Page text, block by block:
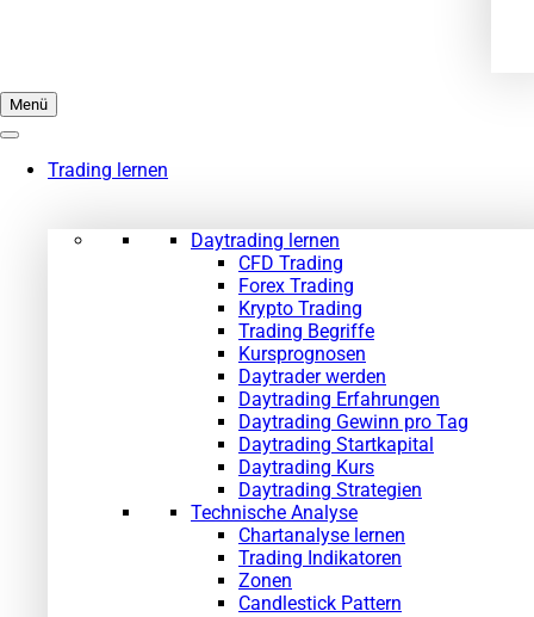
Menü
Trading lernen
Daytrading lernen
CFD Trading
Forex Trading
Krypto Trading
Trading Begriffe
Kursprognosen
Daytrader werden
Daytrading Erfahrungen
Daytrading Gewinn pro Tag
Daytrading Startkapital
Daytrading Kurs
Daytrading Strategien
Technische Analyse
Chartanalyse lernen
Trading Indikatoren
Zonen
Candlestick Pattern